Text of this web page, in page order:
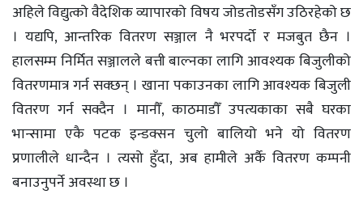
अहिले विद्युत्को वैदेशिक व्यापारको विषय जोडतोडसँग उठिरहेको छ
। यद्यपि, आन्तरिक वितरण सञ्जाल नै भरपर्दो र मजबुत छैन ।
हालसम्म निर्मित सञ्जालले बत्ती बाल्नका लागि आवश्यक बिजुलीको
वितरणमात्र गर्न सक्छन् । खाना पकाउनका लागि आवश्यक बिजुली
वितरण गर्न सक्दैन । मानौँ, काठमाडौँ उपत्यकाका सबै घरका
भान्सामा एकै पटक इन्डक्सन चुलो बालियो भने यो वितरण
प्रणालीले धान्दैन । त्यसो हुँदा, अब हामीले अर्कै वितरण कम्पनी
बनाउनुपर्ने अवस्था छ ।